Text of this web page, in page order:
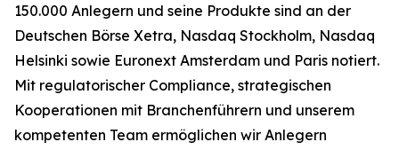
150.000 Anlegern und seine Produkte sind an der
Deutschen Börse Xetra, Nasdaq Stockholm, Nasdaq
Helsinki sowie Euronext Amsterdam und Paris notiert.
Mit regulatorischer Compliance, strategischen
Kooperationen mit Branchenführern und unserem
kompetenten Team ermöglichen wir Anlegern